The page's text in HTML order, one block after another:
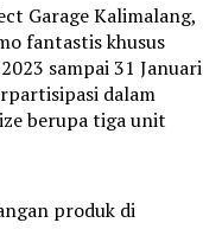
Garage Kalimalang,
fantastis khusus
sampai 31 Januari
dalam
berupa tiga unit
produk di